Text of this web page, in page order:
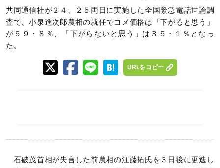
共同通信社が２４、２５両日に実施した全国緊急電話世論調
査で、小泉進次郎農相の就任でコメ価格は「下がると思う」
が５９・８％、「下がらないと思う」は３５・１％となっ
た。
URLをコピー
石破茂首相が失言した前農相の江藤拓氏を３日後に更迭し